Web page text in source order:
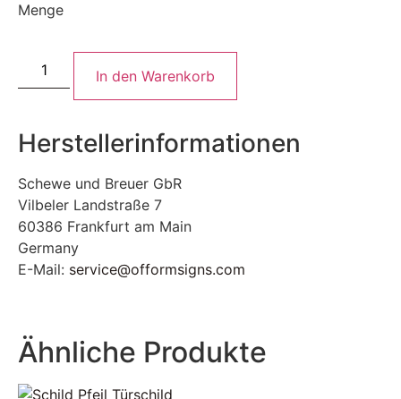
Menge
In den Warenkorb
Herstellerinformationen
Schewe und Breuer GbR
Vilbeler Landstraße 7
60386 Frankfurt am Main
Germany
E-Mail: service@offormsigns.com
Ähnliche Produkte